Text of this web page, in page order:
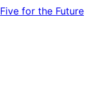
Five for the Future